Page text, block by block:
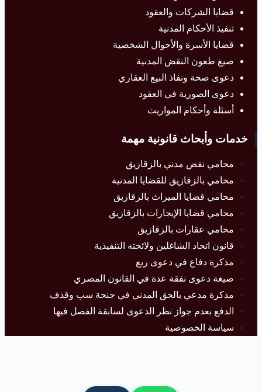
قضايا الشركات والعقود
تنفيذ الأحكام المدنية
قضايا الأسرة والأحوال الشخصية
صيغ طعون النقض المدنية
دعوى صحة ونفاذ البيع العقاري
دعوى الصورية في العقود
أسئلة وأحكام المواريث
خدمات وأبحاث قانونية مهمة
محامي نقض مدني بالزقازيق
محامي بالزقازيق للقضايا المدنية
محامي قضايا الميراث بالزقازيق
محامي قضايا الإيجارات بالزقازيق
محامي عقارات بالزقازيق
قانون اتحاد الشاغلين ولائحته التنفيذية
مذكرة دفاع في دعوى ريع
صيغة دعوى نفقة عدة في القانون المصري
مذكرة مدعي بالحق المدني في جنحة سب وقذف
الدفع بعدم جواز نظر الدعوى لسابقة الفصل فيها
سياسة الخصوصية